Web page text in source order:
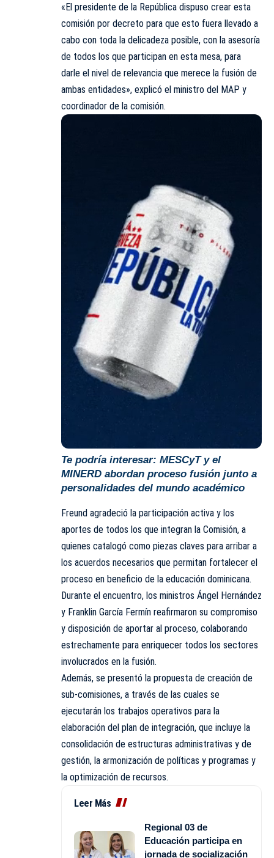
«El presidente de la República dispuso crear esta
comisión por decreto para que esto fuera llevado a
cabo con toda la delicadeza posible, con la asesoría
de todos los que participan en esta mesa, para
darle el nivel de relevancia que merece la fusión de
ambas entidades», explicó el ministro del MAP y
coordinador de la comisión.
Te podría interesar: MESCyT y el
MINERD abordan proceso fusión junto a
personalidades del mundo académico
Freund agradeció la participación activa y los
aportes de todos los que integran la Comisión, a
quienes catalogó como piezas claves para arribar a
los acuerdos necesarios que permitan fortalecer el
proceso en beneficio de la educación dominicana.
Durante el encuentro, los ministros Ángel Hernández
y Franklin García Fermín reafirmaron su compromiso
y disposición de aportar al proceso, colaborando
estrechamente para enriquecer todos los sectores
involucrados en la fusión.
Además, se presentó la propuesta de creación de
sub-comisiones, a través de las cuales se
ejecutarán los trabajos operativos para la
elaboración del plan de integración, que incluye la
consolidación de estructuras administrativas y de
gestión, la armonización de políticas y programas y
la optimización de recursos.
Leer Más
Regional 03 de
Educación participa en
jornada de socialización